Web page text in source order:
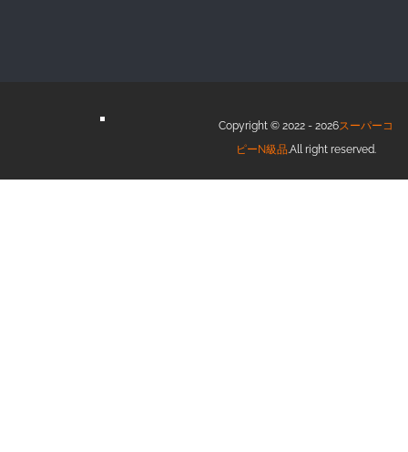
Copyright © 2022 - 2026スーパーコ
ピーN級品.All right reserved.